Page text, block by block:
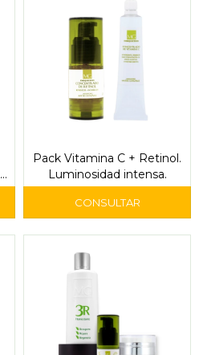
Pack Vitamina C + Retinol.
Luminosidad intensa.